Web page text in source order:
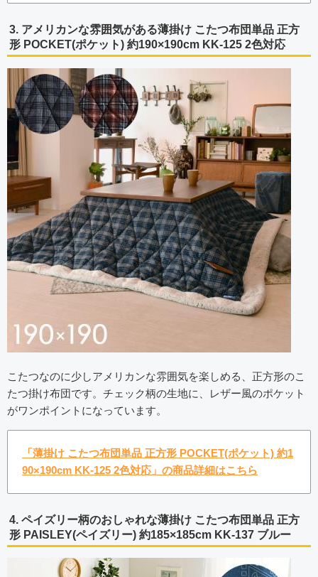
3. アメリカンな雰囲気がある薄掛け こたつ布団単品 正方
形 POCKET(ポケット) 約190×190cm KK-125 2色対応
こたつなのに少しアメリカンな雰囲気を楽しめる、正方形のこ
たつ掛け布団です。チェック柄の生地に、レザー風のポケット
がワンポイントになっています。
「薄掛け こたつ布団単品 正方形 POCKET(ポケット) 約1
90×190cm KK-125 2色対応」の商品詳細はこちら
4. ペイズリー柄のおしゃれな薄掛け こたつ布団単品 正方
形 PAISLEY(ペイズリー) 約185×185cm KK-137 ブルー